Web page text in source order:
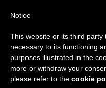
Notice
This website or its third
necessary to its functioning
purposes illustrated in the
more or withdraw your
please refer to the cookie